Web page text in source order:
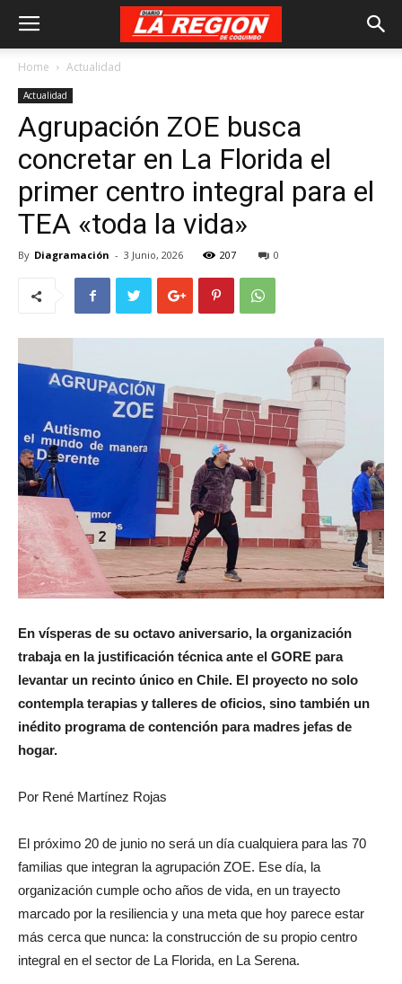
Home Actualidad
Actualidad
Agrupación ZOE busca
concretar en La Florida el
primer centro integral para el
TEA «toda la vida»
By Diagramación - 3 Junio, 2026 207 0
En vísperas de su octavo aniversario, la organización
trabaja en la justificación técnica ante el GORE para
levantar un recinto único en Chile. El proyecto no solo
contempla terapias y talleres de oficios, sino también un
inédito programa de contención para madres jefas de
hogar.
Por René Martínez Rojas
El próximo 20 de junio no será un día cualquiera para las 70
familias que integran la agrupación ZOE. Ese día, la
organización cumple ocho años de vida, en un trayecto
marcado por la resiliencia y una meta que hoy parece estar
más cerca que nunca: la construcción de su propio centro
integral en el sector de La Florida, en La Serena.